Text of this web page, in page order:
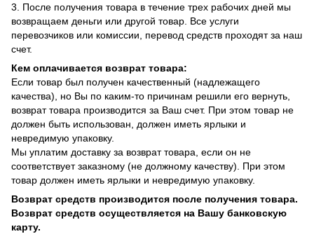
3. После получения товара в течение трех рабочих дней мы
возвращаем деньги или другой товар. Все услуги
перевозчиков или комиссии, перевод средств проходят за наш
счет.
Кем оплачивается возврат товара:
Если товар был получен качественный (надлежащего
качества), но Вы по каким-то причинам решили его вернуть,
возврат товара производится за Ваш счет. При этом товар не
должен быть использован, должен иметь ярлыки и
невредимую упаковку.
Мы уплатим доставку за возврат товара, если он не
соответствует заказному (не должному качеству). При этом
товар должен иметь ярлыки и невредимую упаковку.
Возврат средств производится после получения товара.
Возврат средств осуществляется на Вашу банковскую
карту.